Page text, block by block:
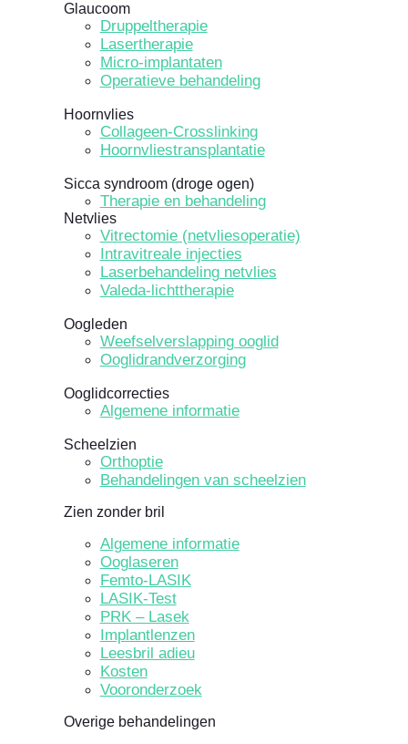
Glaucoom
Druppeltherapie
Lasertherapie
Micro-implantaten
Operatieve behandeling
Hoornvlies
Collageen-Crosslinking
Hoornvliestransplantatie
Sicca syndroom (droge ogen)
Therapie en behandeling
Netvlies
Vitrectomie (netvliesoperatie)
Intravitreale injecties
Laserbehandeling netvlies
Valeda-lichttherapie
Oogleden
Weefselverslapping ooglid
Ooglidrandverzorging
Ooglidcorrecties
Algemene informatie
Scheelzien
Orthoptie
Behandelingen van scheelzien
Zien zonder bril
Algemene informatie
Ooglaseren
Femto-LASIK
LASIK-Test
PRK – Lasek
Implantlenzen
Leesbril adieu
Kosten
Vooronderzoek
Overige behandelingen